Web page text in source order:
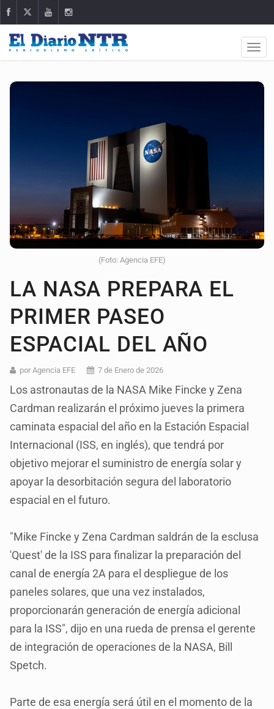
(Foto: Agencia EFE)
LA NASA PREPARA EL
PRIMER PASEO
ESPACIAL DEL AÑO
por Agencia EFE 7 de Enero de 2026
Los astronautas de la NASA Mike Fincke y Zena
Cardman realizarán el próximo jueves la primera
caminata espacial del año en la Estación Espacial
Internacional (ISS, en inglés), que tendrá por
objetivo mejorar el suministro de energía solar y
apoyar la desorbitación segura del laboratorio
espacial en el futuro.
"Mike Fincke y Zena Cardman saldrán de la esclusa
'Quest' de la ISS para finalizar la preparación del
canal de energía 2A para el despliegue de los
paneles solares, que una vez instalados,
proporcionarán generación de energía adicional
para la ISS", dijo en una rueda de prensa el gerente
de integración de operaciones de la NASA, Bill
Spetch.
Parte de esa energía será útil en el momento de la